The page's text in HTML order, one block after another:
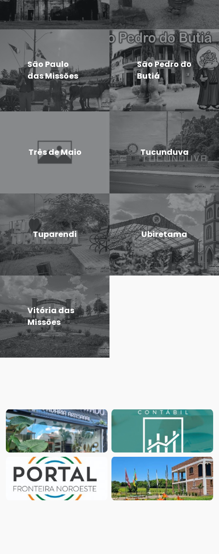
São Paulo
das Missões
São Pedro do
Butiá
Três de Maio Tucunduva
Tuparendi Ubiretama
Vitória das
Missões